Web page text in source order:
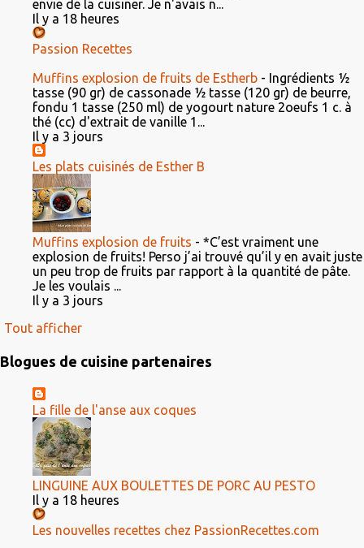
envie de la cuisiner. Je n'avais n...
Il y a 18 heures
Passion Recettes
Muffins explosion de fruits de Estherb - Ingrédients ½
tasse (90 gr) de cassonade ½ tasse (120 gr) de beurre,
fondu 1 tasse (250 ml) de yogourt nature 2oeufs 1 c. à
thé (cc) d'extrait de vanille 1...
Il y a 3 jours
Les plats cuisinés de Esther B
Muffins explosion de fruits - *C’est vraiment une
explosion de fruits! Perso j’ai trouvé qu’il y en avait juste
un peu trop de fruits par rapport à la quantité de pâte.
Je les voulais ...
Il y a 3 jours
Tout afficher
Blogues de cuisine partenaires
La fille de l'anse aux coques
LINGUINE AUX BOULETTES DE PORC AU PESTO
Il y a 18 heures
Les nouvelles recettes chez PassionRecettes.com